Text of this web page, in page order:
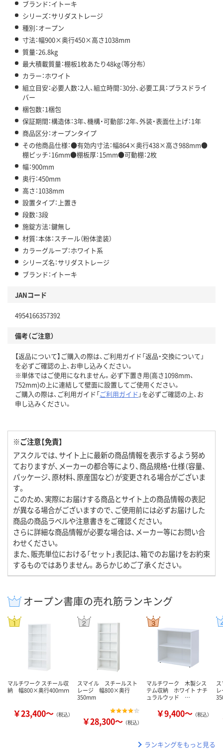
ブランド：イトーキ
シリーズ：サリダストレージ
種別：オープン
寸法：幅900×奥行450×高さ1038mm
質量：26.8kg
最大積載質量：棚板1枚あたり48kg（等分布）
カラー：ホワイト
組立目安：必要人数：2人、組立時間：30分、必要工具：プラスドライ
バー
梱包数：1梱包
保証期間：構造体：3年、機構・可動部：2年、外装・表面仕上げ：1年
商品区分：オープンタイプ
その他商品仕様：●有効内寸法：幅864×奥行438×高さ988mm●
棚ピッチ：16mm●棚板厚：15mm●可動棚：2枚
幅：900mm
奥行：450mm
高さ：1038mm
設置タイプ：上置き
段数：3段
施錠方法：鍵無し
材質：本体：スチール（粉体塗装）
カラーグループ：ホワイト系
シリーズ名：サリダストレージ
ブランド：イトーキ
JANコード
4954166357392
備考（ご注意）
【返品について】ご購入の際は、ご利用ガイド「返品・交換について」
を必ずご確認の上、お申し込みください。
※単体ではご使用になれません。必ず下置き用(高さ1098mm、
752mm)の上に連結して壁面に設置してご使用ください。
ご購入の際は、ご利用ガイド「ご利用ガイド 」を必ずご確認の上、お
申し込みください。
※ご注意【免責】
アスクルでは、サイト上に最新の商品情報を表示するよう努め
ておりますが、メーカーの都合等により、商品規格・仕様（容量、
パッケージ、原材料、原産国など）が変更される場合がございま
す。
このため、実際にお届けする商品とサイト上の商品情報の表記
が異なる場合がございますので、ご使用前には必ずお届けした
商品の商品ラベルや注意書きをご確認ください。
さらに詳細な商品情報が必要な場合は、メーカー等にお問い合
わせください。
また、販売単位における「セット」表記は、箱でのお届けをお約束
するものではありません。あらかじめご了承ください。
オープン書庫の売れ筋ランキング
マルチワーク スチール収
納 幅800×奥行400ｍｍ
￥23,400～ （税込）
スマイル スチールスト
レージ 幅800×奥行
350mm
￥28,300～ （税込）
マルチワーク 木製シス
テム収納 ホワイト ナチ
ュラルウッド …
￥9,400～ （税込）
ランキングをもっと見る